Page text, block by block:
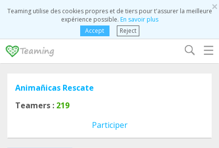
×
Teaming utilise des cookies propres et de tiers pour t'assurer la meilleure
expérience possible. En savoir plus
Accept
Reject
☰
Animañicas Rescate
Teamers : 219
Participer